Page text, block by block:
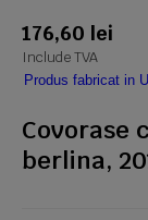
176,60 lei
Include TVA
Produs fabricat in
Covorase
berlina,